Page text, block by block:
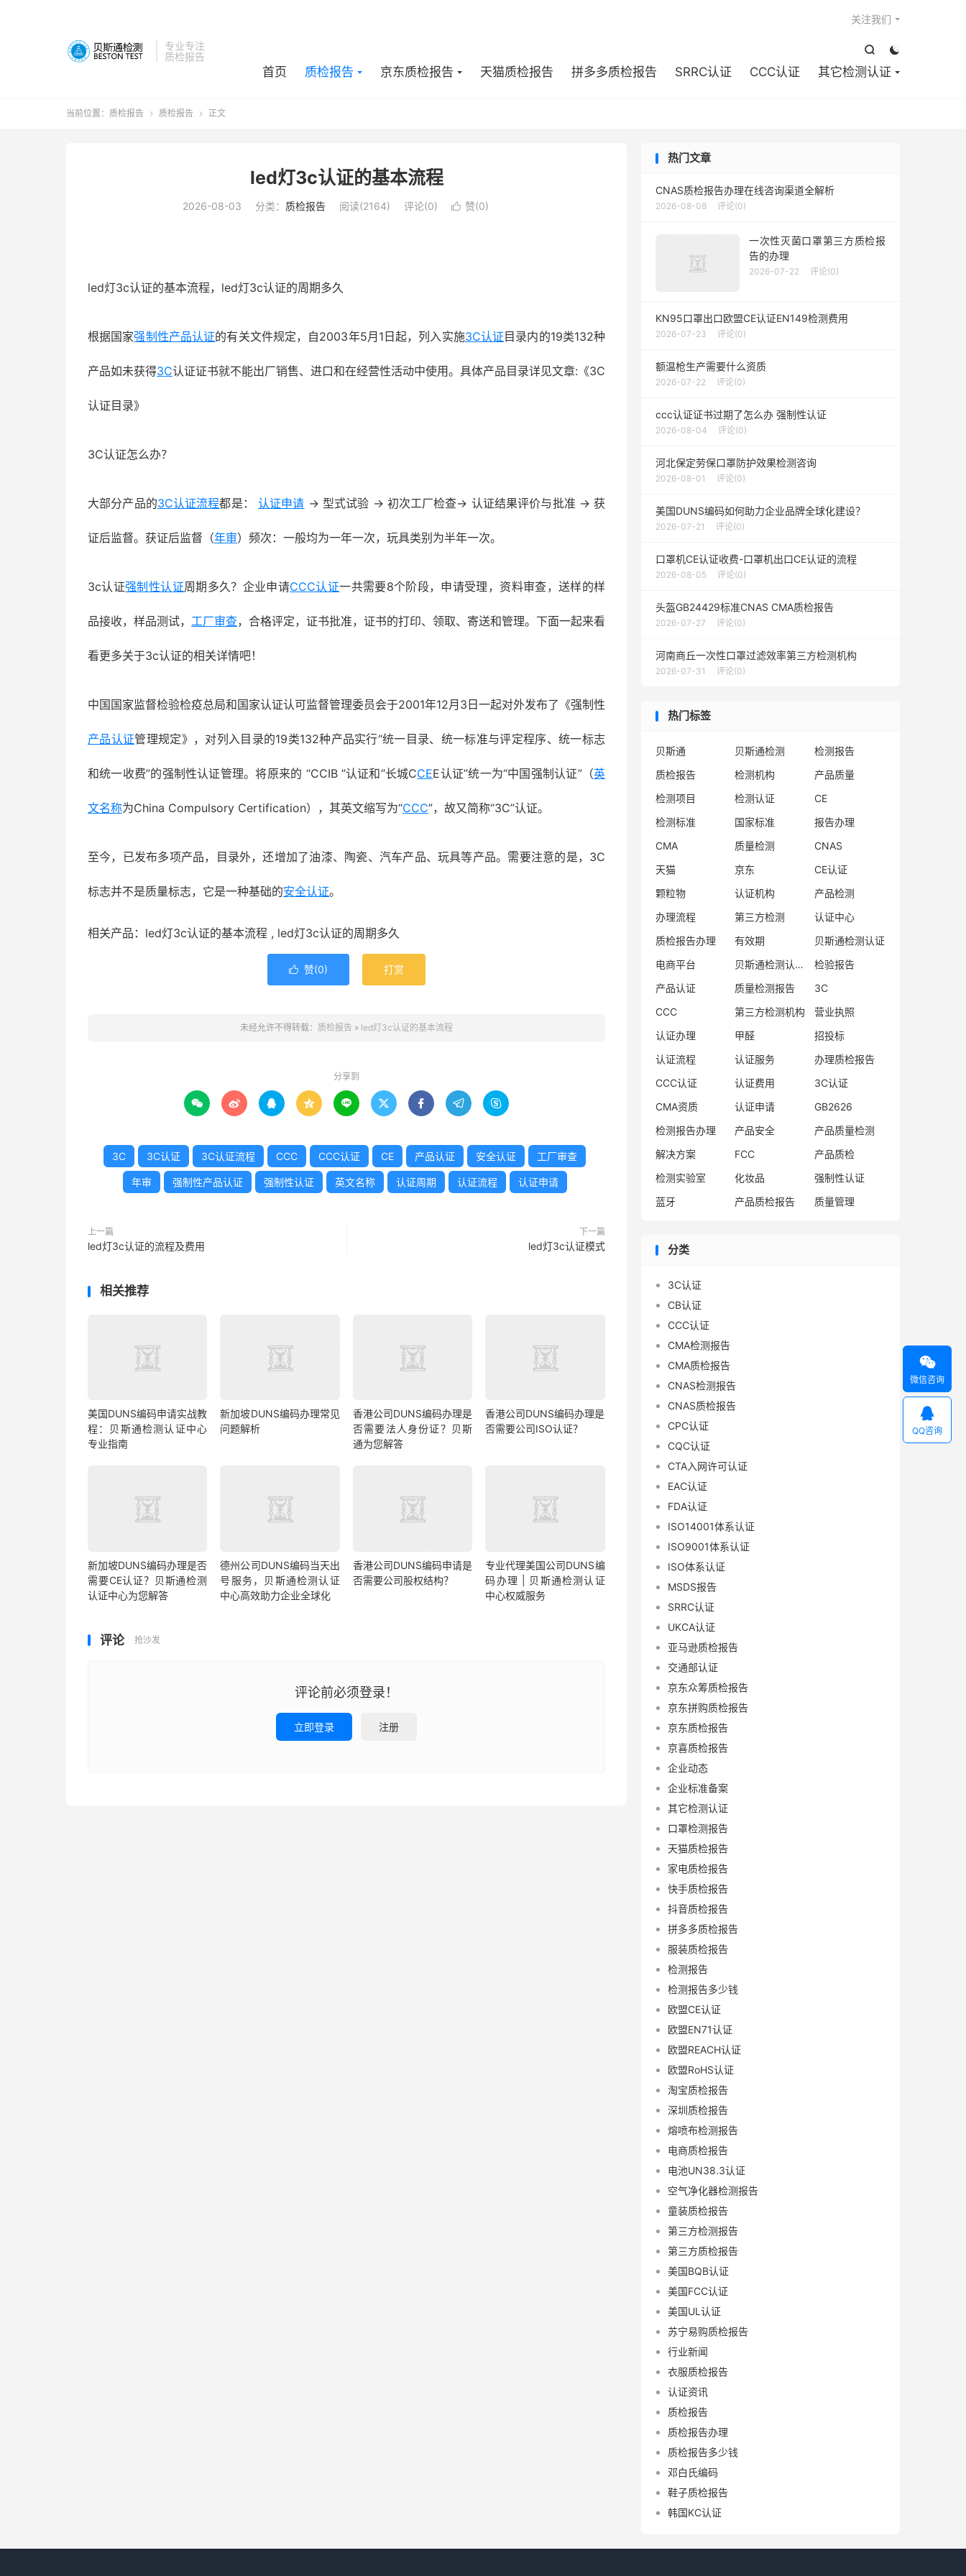
专业专注
质检报告


首页 质检报告 京东质检报告 天猫质检报告 拼多多质检报告 SRRC认证 CCC认证 其它检测认证
关注我们
当前位置： 质检报告  质检报告  正文
led灯3c认证的基本流程
2026-08-03 分类： 质检报告 阅读(2164) 评论(0)  赞(0)
led灯3c认证的基本流程，led灯3c认证的周期多久
根据国家强制性产品认证的有关文件规定，自2003年5月1日起，列入实施3C认证 目录内的19类132种
产品如未获得3C认证证书就不能出厂销售、进口和在经营性活动中使用。具体产品目录详见文章:《3C
认证目录》
3C认证怎么办？
大部分产品的3C认证流程都是：认证申请 → 型式试验 → 初次工厂检查→ 认证结果评价与批准 → 获
证后监督。获证后监督（年审）频次：一般均为一年一次，玩具类别为半年一次。
3c认证强制性认证周期多久？企业申请CCC认证一共需要8个阶段，申请受理，资料审查，送样的样
品接收，样品测试， 工厂审查，合格评定，证书批准，证书的打印、领取、寄送和管理。下面一起来看
看更多关于3c认证的相关详情吧！
中国国家监督检验检疫总局和国家认证认可监督管理委员会于2001年12月3日一起对外发布了《强制性
产品认证管理规定》，对列入目录的19类132种产品实行“统一目录、统一标准与评定程序、统一标志
和统一收费”的强制性认证管理。将原来的 “CCIB ”认证和“长城CCEE认证”统一为“中国强制认证”（英
文名称为China Compulsory Certification），其英文缩写为“CCC”，故又简称“3C”认证。
至今，已发布多项产品，目录外，还增加了油漆、陶瓷、汽车产品、玩具等产品。需要注意的是，3C
标志并不是质量标志，它是一种基础的安全认证。
相关产品：led灯3c认证的基本流程 , led灯3c认证的周期多久
 赞(0) 打赏
未经允许不得转载： 质检报告 » led灯3c认证的基本流程
分享到
        
3C 3C认证 3C认证流程 CCC CCC认证 CE 产品认证 安全认证 工厂审查
年审 强制性产品认证 强制性认证 英文名称 认证周期 认证流程 认证申请
上一篇
led灯3c认证的流程及费用
下一篇
led灯3c认证模式
相关推荐
美国DUNS编码申请实战教
程：贝斯通检测认证中心
专业指南
新加坡DUNS编码办理常见
问题解析
香港公司DUNS编码办理是
否需要法人身份证？贝斯
通为您解答
香港公司DUNS编码办理是
否需要公司ISO认证？
新加坡DUNS编码办理是否
需要CE认证？贝斯通检测
认证中心为您解答
德州公司DUNS编码当天出
号服务，贝斯通检测认证
中心高效助力企业全球化
香港公司DUNS编码申请是
否需要公司股权结构？
专业代理美国公司DUNS编
码办理 | 贝斯通检测认证
中心权威服务
评论 抢沙发
评论前必须登录！
立即登录 注册
热门文章
CNAS质检报告办理在线咨询渠道全解析
2026-08-08 评论(0)
一次性灭菌口罩第三方质检报
告的办理
2026-07-22 评论(0)
KN95口罩出口欧盟CE认证EN149检测费用
2026-07-23 评论(0)
额温枪生产需要什么资质
2026-07-22 评论(0)
ccc认证证书过期了怎么办 强制性认证
2026-08-04 评论(0)
河北保定劳保口罩防护效果检测咨询
2026-08-01 评论(0)
美国DUNS编码如何助力企业品牌全球化建设？
2026-07-21 评论(0)
口罩机CE认证收费-口罩机出口CE认证的流程
2026-08-05 评论(0)
头盔GB24429标准CNAS CMA质检报告
2026-07-27 评论(0)
河南商丘一次性口罩过滤效率第三方检测机构
2026-07-31 评论(0)
热门标签
贝斯通 贝斯通检测
检测报告
质检报告
检测机构
产品质量
检测项目
检测认证
CE
检测标准
国家标准
报告办理
CMA
质量检测
CNAS
天猫
京东
CE认证
颗粒物
认证机构
产品检测
办理流程
第三方检测
认证中心
质检报告办理
有效期
贝斯通检测认证
电商平台
贝斯通检测认证中心
检验报告
产品认证
质量检测报告
3C
CCC
第三方检测机构
营业执照
认证办理
甲醛
招投标
认证流程
认证服务
办理质检报告
CCC认证
认证费用
3C认证
CMA资质
认证申请
GB2626
检测报告办理
产品安全
产品质量检测
解决方案
FCC
产品质检
检测实验室
化妆品
强制性认证
蓝牙
产品质检报告 质量管理
分类
3C认证
CB认证
CCC认证
CMA检测报告
CMA质检报告
CNAS检测报告
CNAS质检报告
CPC认证
CQC认证
CTA入网许可认证
EAC认证
FDA认证
ISO14001体系认证
ISO9001体系认证
ISO体系认证
MSDS报告
SRRC认证
UKCA认证
亚马逊质检报告
交通部认证
京东众筹质检报告
京东拼购质检报告
京东质检报告
京喜质检报告
企业动态
企业标准备案
其它检测认证
口罩检测报告
天猫质检报告
家电质检报告
快手质检报告
抖音质检报告
拼多多质检报告
服装质检报告
检测报告
检测报告多少钱
欧盟CE认证
欧盟EN71认证
欧盟REACH认证
欧盟RoHS认证
淘宝质检报告
深圳质检报告
熔喷布检测报告
电商质检报告
电池UN38.3认证
空气净化器检测报告
童装质检报告
第三方检测报告
第三方质检报告
美国BQB认证
美国FCC认证
美国UL认证
苏宁易购质检报告
行业新闻
衣服质检报告
认证资讯
质检报告
质检报告办理
质检报告多少钱
邓白氏编码
鞋子质检报告
韩国KC认证

微信咨询

QQ咨询